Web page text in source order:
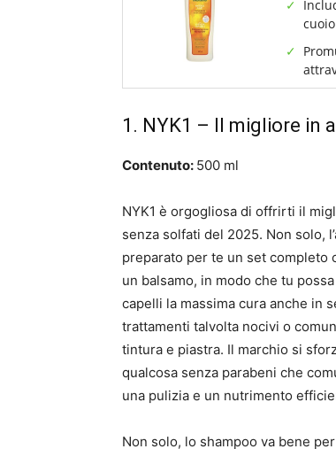
1. NYK1 – Il migliore in
Contenuto: 500 ml
NYK1 è orgogliosa di offrirti il
senza solfati del 2025. Non solo,
preparato per te un set completo
un balsamo, in modo che tu
capelli la massima cura anche in
trattamenti talvolta nocivi o
tintura e piastra. Il marchio si
qualcosa senza parabeni che
una pulizia e un nutrimento
Non solo, lo shampoo va bene